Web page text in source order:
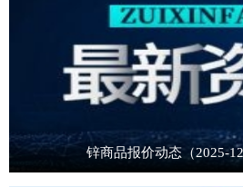
锌商品报价动态（2025-